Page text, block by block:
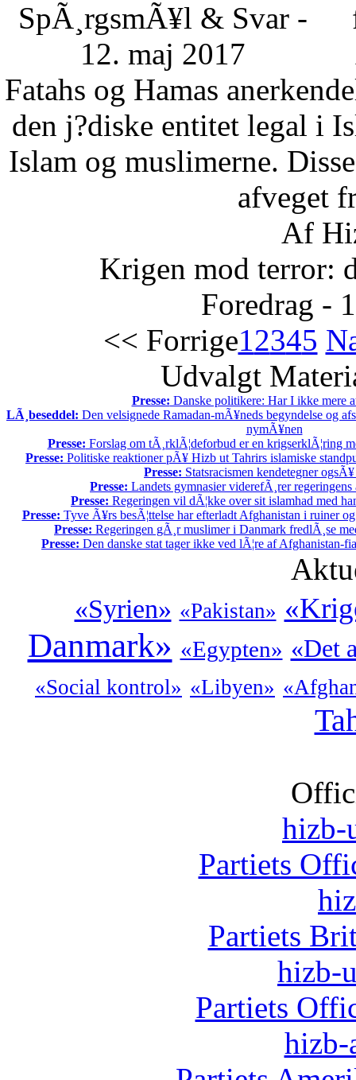
SpÃ¸rgsmÃ¥l & Svar -
12. maj 2017
Fatahs og Hamas
den j?diske entitet legal i
Islam og muslimerne.
afveget
Af
Krigen mod terror:
Foredrag -
<< Forrige12345
Udvalgt
Presse: Danske politikere: Har I ikke mere
LÃ¸beseddel: Den velsignede Ramadan-mÃ¥neds begyndelse og
nymÃ¥nen
Presse: Forslag om tÃ¸rklÃ¦deforbud er en krigserklÃ¦ring
Presse: Politiske reaktioner pÃ¥ Hizb ut Tahrirs islamiske
Presse: Statsracismen kendetegner
Presse: Landets gymnasier viderefÃ¸rer
Presse: Regeringen vil dÃ¦kke over sit islamhad med
Presse: Tyve Ã¥rs besÃ¦ttelse har efterladt Afghanistan i ruiner
Presse: Regeringen gÃ¸r muslimer i Danmark fredlÃ¸se
Presse: Den danske stat tager ikke ved lÃ¦re af Afghanistan-
«Syrien» «Pakistan»
Danmark» «Egypten» «Det
«Social kontrol» «Libyen»
hizb-
Partiets
Partiets
hizb-
Partiets
hizb-